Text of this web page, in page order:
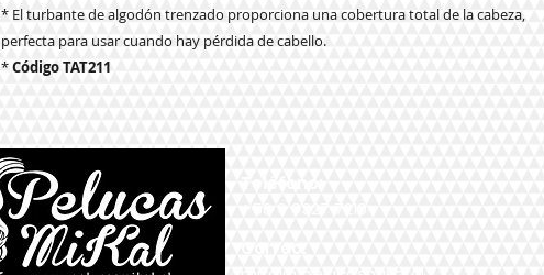
* El turbante de algodón trenzado proporciona una cobertura total de la cabeza,
perfecta para usar cuando hay pérdida de cabello.
*Código TAT211